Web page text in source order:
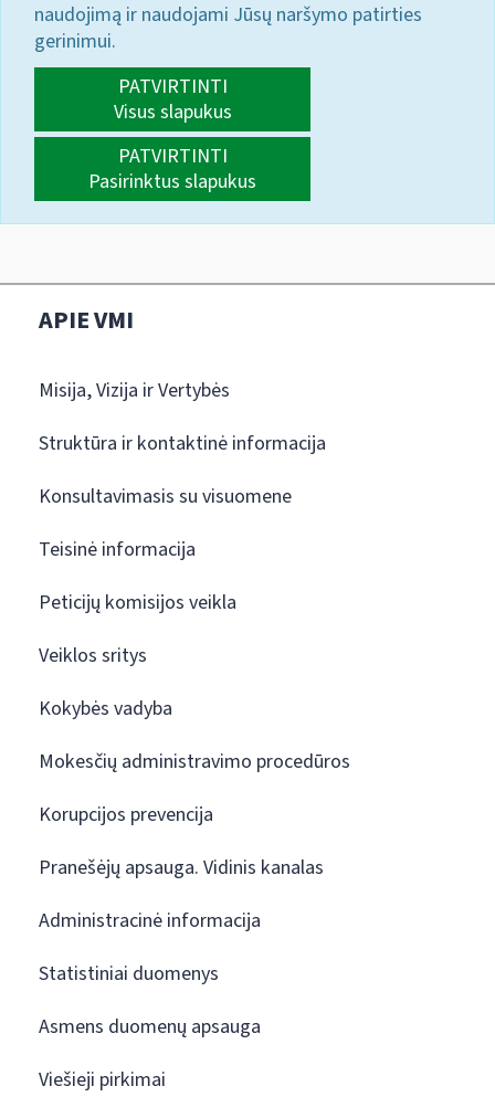
naudojimą ir naudojami Jūsų naršymo patirties
gerinimui.
PATVIRTINTI
Visus slapukus
PATVIRTINTI
Pasirinktus slapukus
APIE VMI
Misija, Vizija ir Vertybės
Struktūra ir kontaktinė informacija
Konsultavimasis su visuomene
Teisinė informacija
Peticijų komisijos veikla
Veiklos sritys
Kokybės vadyba
Mokesčių administravimo procedūros
Korupcijos prevencija
Pranešėjų apsauga. Vidinis kanalas
Administracinė informacija
Statistiniai duomenys
Asmens duomenų apsauga
Viešieji pirkimai